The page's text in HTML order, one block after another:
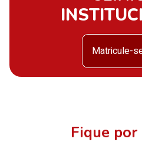
Matricule-
Fique